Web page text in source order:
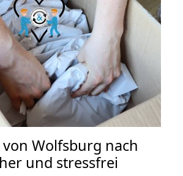
Wolfsburg nach
und stressfrei